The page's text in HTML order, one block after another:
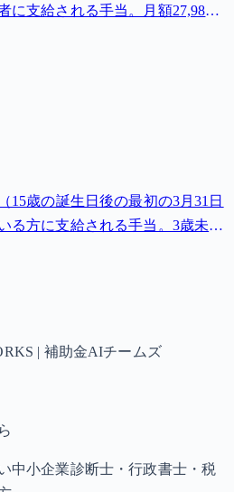
に支給される手当。月額27,980
15歳の誕生日後の最初の3月31日
る方に支給される手当。3歳未満
生は月額10,000円。
| 補助金AIチームズ
中小企業診断士・行政書士・税